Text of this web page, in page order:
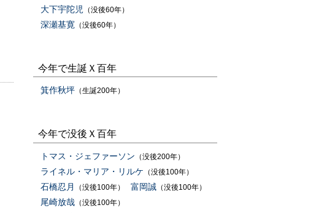
大下宇陀児 （没後60年）
深瀬基寛 （没後60年）
今年で生誕Ｘ百年
箕作秋坪 （生誕200年）
今年で没後Ｘ百年
トマス・ジェファーソン （没後200年）
ライネル・マリア・リルケ （没後100年）
石橋忍月 （没後100年） 富岡誠 （没後100年）
尾崎放哉 （没後100年）